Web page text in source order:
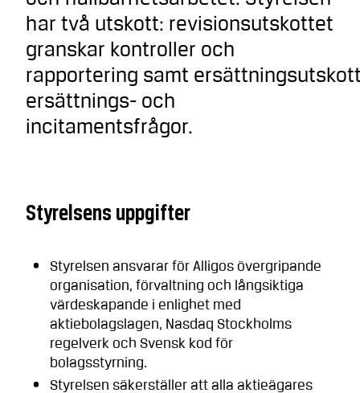
har två utskott: revisionsutskottet
granskar kontroller och
rapportering samt
ersättnings- och
incitamentsfrågor.
Styrelsens uppgifter
Styrelsen ansvarar för Alligos övergripande
organisation, förvaltning och långsiktiga
värdeskapande i enlighet med
aktiebolagslagen, Nasdaq Stockholms
regelverk och Svensk kod för
bolagsstyrning.
Styrelsen säkerställer att alla aktieägares